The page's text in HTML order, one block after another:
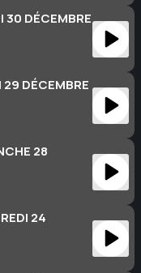
DÉCEMBRE
DÉCEMBRE
28
24